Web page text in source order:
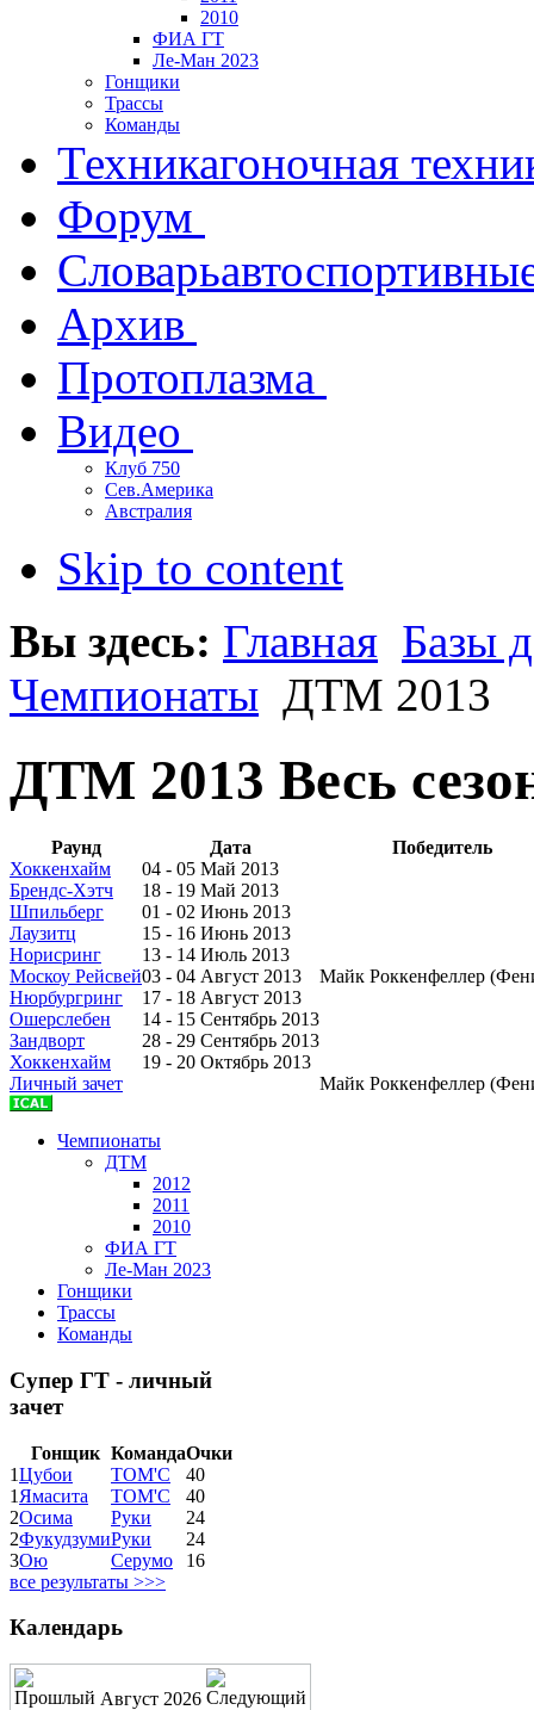
2010
ФИА ГТ
Ле-Ман 2023
Гонщики
Трассы
Команды
Техникагоночная
Форум
Словарь
Архив
Протоплазма
Видео
Клуб 750
Сев.Америка
Австралия
Skip to content
Вы здесь: Главная Базы
Чемпионаты ДТМ 2013
ДТМ 2013 Весь
Раунд Дата
Победитель
Хоккенхайм
04 - 05 Май 2013
Брендс-Хэтч
18 - 19 Май 2013
Шпильберг
01 - 02 Июнь 2013
Лаузитц
15 - 16 Июнь 2013
Норисринг
13 - 14 Июль 2013
Москоу Рейсвей03 - 04 Август 2013
Майк Роккенфеллер
Нюрбургринг
17 - 18 Август 2013
Ошерслебен
14 - 15 Сентябрь 2013
Зандворт
28 - 29 Сентябрь 2013
Хоккенхайм
19 - 20 Октябрь 2013
Личный зачет
Майк Роккенфеллер
Чемпионаты
ДТМ
2012
2011
2010
ФИА ГТ
Ле-Ман 2023
Гонщики
Трассы
Команды
Супер ГТ - личный
зачет
Гонщик КомандаОчки
1Цубои ТОМ'С
40
1 Ямасита ТОМ'С
40
2Осима Руки
24
2ФукудзумиРуки
24
3Ою Серумо
16
все результаты >>>
Календарь
Август 2026